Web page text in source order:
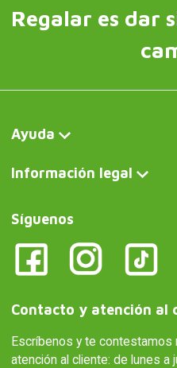
Regalar es dar
Ayuda
Información legal
Síguenos
Contacto y atención al
Escríbenos y te contestamos
atención al cliente: de lunes a